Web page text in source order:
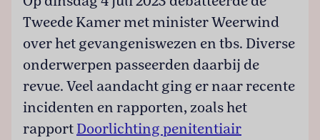
Tweede Kamer met minister Weerwind
over het gevangeniswezen en tbs. Diverse
onderwerpen passeerden daarbij de
revue. Veel aandacht ging er naar recente
incidenten en rapporten, zoals het
rapport Doorlichting penitentiair